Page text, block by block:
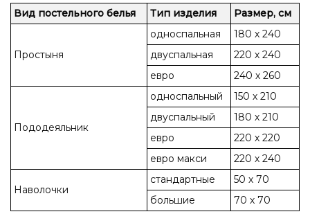
Вид постельного белья Тип изделия Размер, см
Простыня
односпальная
180 х 240
двуспальная
220 х 240
евро
240 х 260
Пододеяльник
односпальный
150 х 210
двуспальный
180 х 210
евро
220 х 220
евро макси
220 х 240
Наволочки
стандартные
50 х 70
большие
70 х 70